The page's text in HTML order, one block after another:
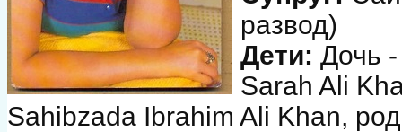
развод)
Дети: Дочь
Sarah Ali
Sahibzada Ibrahim Ali Khan,